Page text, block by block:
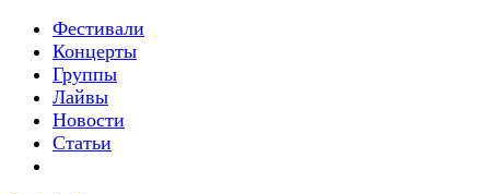
Фестивали
Концерты
Группы
Лайвы
Новости
Статьи